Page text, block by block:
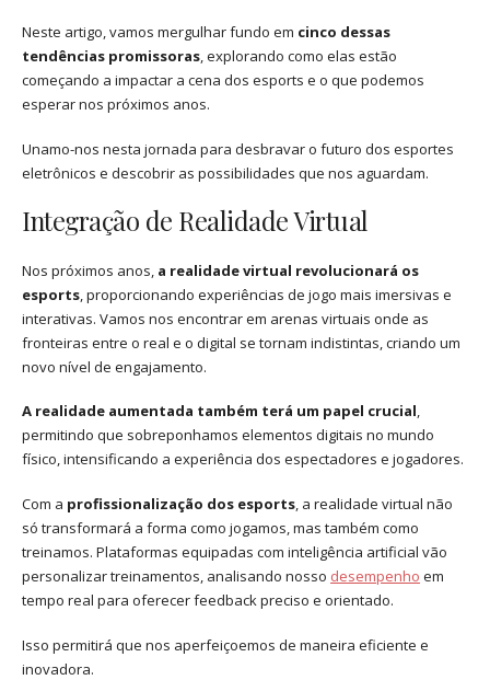
Neste artigo, vamos mergulhar fundo em cinco dessas
tendências promissoras, explorando como elas estão
começando a impactar a cena dos esports e o que podemos
esperar nos próximos anos.
Unamo-nos nesta jornada para desbravar o futuro dos esportes
eletrônicos e descobrir as possibilidades que nos aguardam.
Integração de Realidade Virtual
Nos próximos anos, a realidade virtual revolucionará os
esports, proporcionando experiências de jogo mais imersivas e
interativas. Vamos nos encontrar em arenas virtuais onde as
fronteiras entre o real e o digital se tornam indistintas, criando um
novo nível de engajamento.
A realidade aumentada também terá um papel crucial,
permitindo que sobreponhamos elementos digitais no mundo
físico, intensificando a experiência dos espectadores e jogadores.
Com a profissionalização dos esports, a realidade virtual não
só transformará a forma como jogamos, mas também como
treinamos. Plataformas equipadas com inteligência artificial vão
personalizar treinamentos, analisando nosso desempenho em
tempo real para oferecer feedback preciso e orientado.
Isso permitirá que nos aperfeiçoemos de maneira eficiente e
inovadora.